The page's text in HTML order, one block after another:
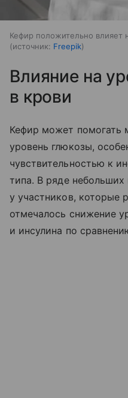
Кефир положительно влияет
источник: Freepik
Влияние на
в крови
Кефир может помогать
уровень глюкозы,
чувствительностью к
типа. В ряде небольших
у участников, которые
отмечалось снижение
и инсулина по